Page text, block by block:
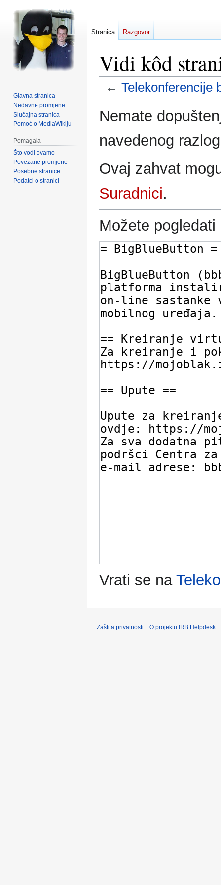
Vidi kôd
← Telekonferencije
na
na
Nemate
navedenog
Ovaj zahvat
Suradnici.
Možete
Vrati se na
Stranica Razgovor
Glavna stranica
Nedavne promjene
Slučajna stranica
Pomoć o MediaWikiju
Pomagala
Što vodi ovamo
Povezane promjene
Posebne stranice
Podatci o stranici
Zaštita privatnosti O projektu IRB Helpdesk